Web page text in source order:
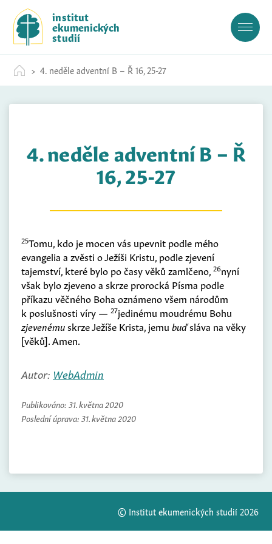
c
institut
ekumenických
studií
4. neděle adventní B – Ř 16, 25-27
4. neděle adventní B – Ř
16, 25-27
25Tomu, kdo je mocen vás upevnit podle mého
evangelia a zvěsti o Ježíši Kristu, podle zjevení
tajemství, které bylo po časy věků zamlčeno, 26nyní
však bylo zjeveno a skrze prorocká Písma podle
příkazu věčného Boha oznámeno všem národům
k poslušnosti víry — 27jedinému moudrému Bohu
zjevenémuskrze Ježíše Krista, jemu buďsláva na věky
[věků]. Amen.
Autor: WebAdmin
Publikováno: 31. května 2020
Poslední úprava: 31. května 2020
© Institut ekumenických studií 2026